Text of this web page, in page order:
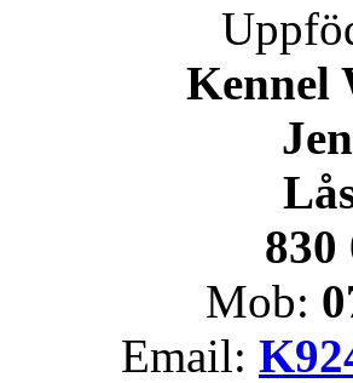
Kennel
830
Mob:
Email: